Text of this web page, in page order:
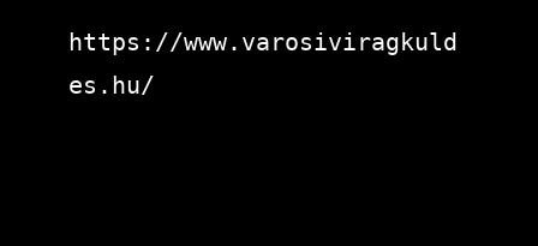
https://www.varosiviragkuld
es.hu/